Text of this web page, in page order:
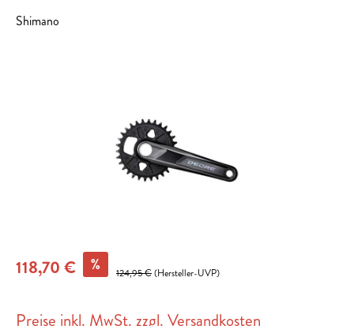
Shimano
118,70 € % 124,95 €(Hersteller-UVP)
Preise inkl. MwSt. zzgl. Versandkosten